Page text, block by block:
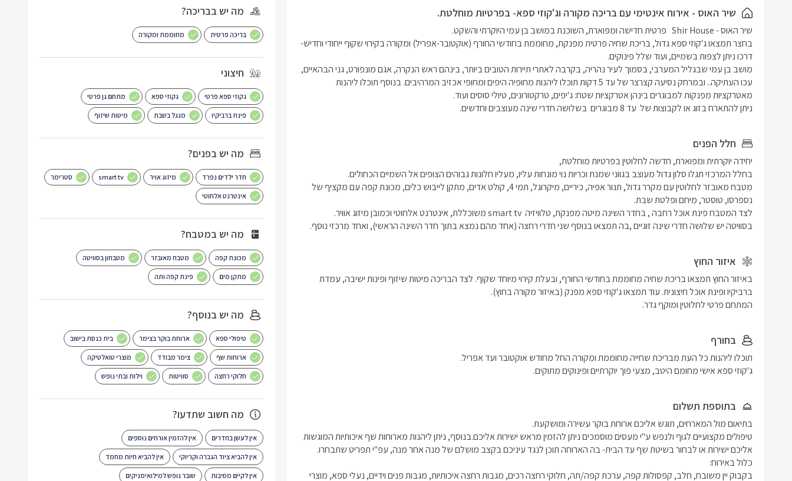
מתקן לייבוש כלים, כלי אוכל, מכונת אספרסו עם
מקציף חלב, טוסטר, מיחם ופלטת שבת. לצד
המטבח פינת אוכל גדולה -לשישה נופשים.
באיזור החוץ תמצאו בריכת שחיה מקורה ומחוממת
בחודשי החורף. לצידה מיטות שיזוף ופינות ישיבה,
עמדת ברביקיו ופינת אוכל חיצונית. עוד תמצאו ג'קוזי
ספא מפנק בחדר פנימי עם חלון יציאה המשקיף
לחצר הוילה.
שיר האוס - אירוח אינטימי עם בריכה מקורה וג'קוזי ספא- בפרטיות מוחלטת.
ניתן להתארח בזוג או לקבוצות של  עד 8 מבוגרים  בשלושה חדרי שינה מעוצבים וחדשים.
חלל הפנים
בסוויטה יש שלושה חדרי שינה זוגיים ,בה תמצאו בנוסף שני חדרי רחצה (אחד מהם נמצא בתוך חדר השינה הראשי), ואחד מרכזי נוסף.
איזור החוץ
המתחם פרטי לחלוטין ומוקף גדר.
בחורף
ג'קוזי ספא אישי מחומם היטב, מצעי פוך יוקרתיים ופינוקים מתוקים.
בתוספת תשלום
מה יש בבריכה?
בריכה פרטית מחוממת ומקורה
חיצוני
גקוזי ספא פרטי גקוזי ספא מתחם גן פרטי
פינת ברביקיו מנגל בשבת מיטות שיזוף
מה יש בפנים?
חדר ילדים נפרד מיזוג אויר smart tv סטרימר
אינטרנט אלחוטי
מה יש במטבח?
מכונת קפה מטבח מאובזר מטבחון בסוויטה
מתקן מים פינת קפה ותה
מה יש בנוסף?
טיפולי ספא ארוחת בוקר בצימר בית כנסת בישוב
ארוחות שף צימר מבודד מוצרי טואלטיקה
חלוקי רחצה סוויטות וילות ובתי נופש
מה חשוב שתדעו?
אין לעשן בחדרים אין להזמין אורחים נוספים
אין להביא ציוד הגברה וקריוקי אין להביא חיות מחמד
אין לקיים מסיבות שובר נופש למילואימניקים